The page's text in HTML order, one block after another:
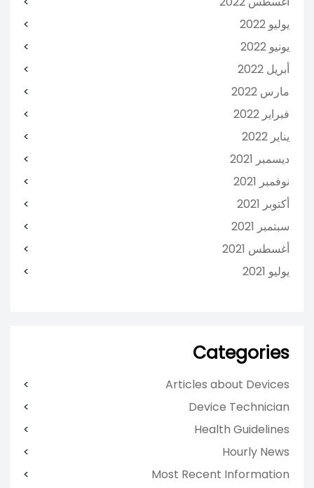
يوليو 2022
يونيو 2022
أبريل 2022
مارس 2022
فبراير 2022
يناير 2022
ديسمبر 2021
نوفمبر 2021
أكتوبر 2021
سبتمبر 2021
أغسطس 2021
يوليو 2021
Categories
Articles about Devices
Device Technician
Health Guidelines
Hourly News
Most Recent Information